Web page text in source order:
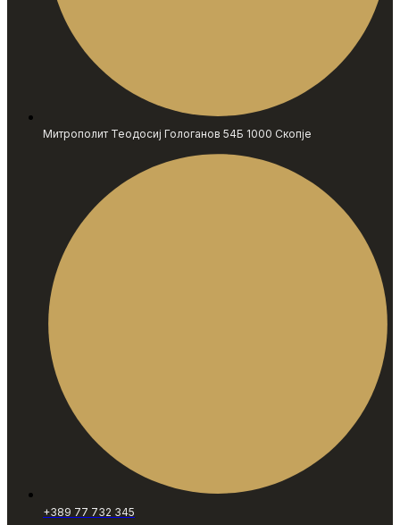
Митрополит Теодосиј Гологанов 54Б 1000 Скопје
+389 77 732 345